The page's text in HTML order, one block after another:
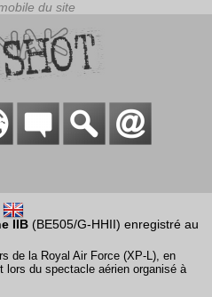
IIB (BE505/G-HHII) enregistré au
de la Royal Air Force (XP-L), en
du spectacle aérien organisé à